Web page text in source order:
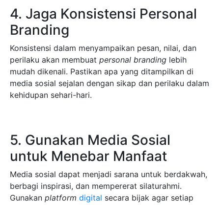
4. Jaga Konsistensi Personal
Branding
Konsistensi dalam menyampaikan pesan, nilai, dan
perilaku akan membuat personal branding lebih
mudah dikenali. Pastikan apa yang ditampilkan di
media sosial sejalan dengan sikap dan perilaku dalam
kehidupan sehari-hari.
5. Gunakan Media Sosial
untuk Menebar Manfaat
Media sosial dapat menjadi sarana untuk berdakwah,
berbagi inspirasi, dan mempererat silaturahmi.
Gunakan platform digital secara bijak agar setiap